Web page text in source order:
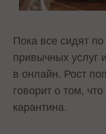
Пока все сидят
привычных услуг
в онлайн. Рост
говорит о том,
карантина.